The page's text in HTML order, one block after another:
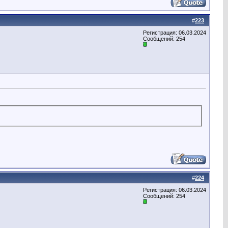
#223
Регистрация: 06.03.2024
Сообщений: 254
#224
Регистрация: 06.03.2024
Сообщений: 254